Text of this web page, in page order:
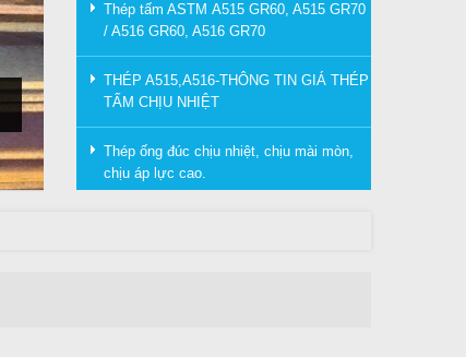
Thép tấm ASTM A515 GR60, A515 GR70
/ A516 GR60, A516 GR70
THÉP A515,A516-THÔNG TIN GIÁ THÉP
TẤM CHỊU NHIỆT
Thép ống đúc chịu nhiệt, chịu mài mòn,
chịu áp lực cao.